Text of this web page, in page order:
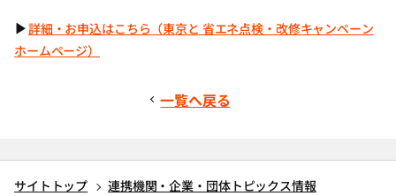
▶詳細・お申込はこちら（東京と 省エネ点検・改修キャンペーン
ホームページ）
一覧へ戻る
サイトトップ
連携機関・企業・団体トピックス情報